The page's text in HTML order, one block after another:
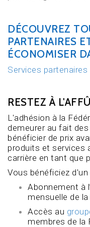
DÉCOUVREZ
PARTENAIRES
ÉCONOMISER
Services partenaires
RESTEZ À
L'adhésion à la
demeurer au fait
bénéficier de prix
produits et services
carrière en tant que
Vous bénéficiez d'un
Abonnement à
mensuelle de
Accès au
membres de la